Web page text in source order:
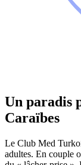
Un paradis
Caraïbes
Le Club Med
adultes. En couple